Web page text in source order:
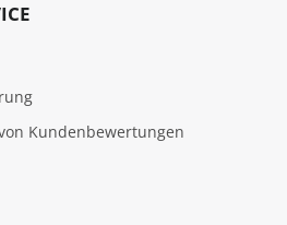
Kundenbewertungen